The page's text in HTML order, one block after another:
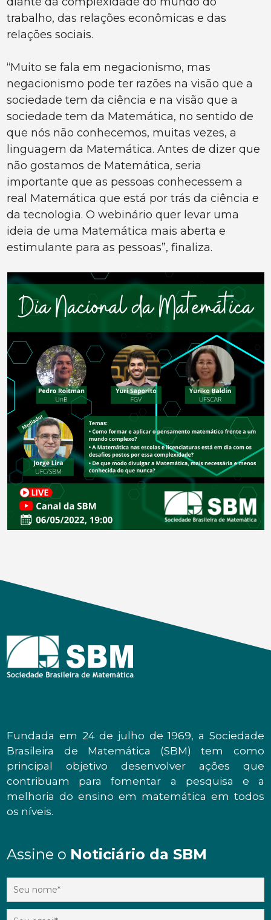
trabalho, das relações econômicas e das
relações sociais.
“Muito se fala em negacionismo, mas
negacionismo pode ter razões na visão que a
sociedade tem da ciência e na visão que a
sociedade tem da Matemática, no sentido de
que nós não conhecemos, muitas vezes, a
linguagem da Matemática. Antes de dizer que
não gostamos de Matemática, seria
importante que as pessoas conhecessem a
real Matemática que está por trás da ciência e
da tecnologia. O webinário quer levar uma
ideia de uma Matemática mais aberta e
estimulante para as pessoas”, finaliza.
Fundada em 24 de julho de 1969, a Sociedade
Brasileira de Matemática (SBM) tem como
principal objetivo desenvolver ações que
contribuam para fomentar a pesquisa e a
melhoria do ensino em matemática em todos
os níveis.
Assine o Noticiário da SBM